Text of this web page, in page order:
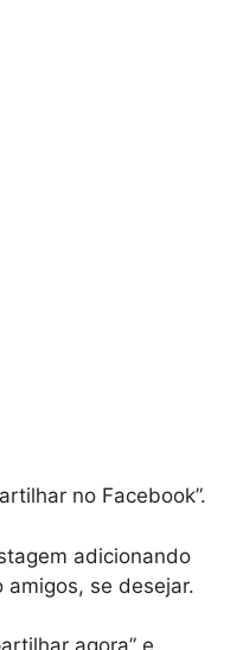
no Facebook”.
adicionando
amigos, se desejar.